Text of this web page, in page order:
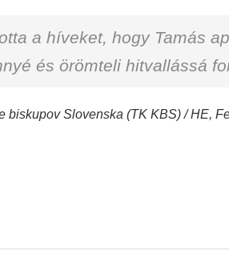
a híveket, hogy Tamás
és örömteli hitvallássá
biskupov Slovenska (TK KBS) / HE,